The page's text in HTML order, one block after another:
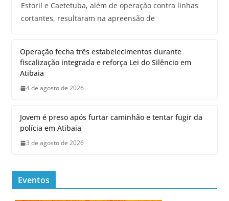
Estoril e Caetetuba, além de operação contra linhas
cortantes, resultaram na apreensão de
Operação fecha três estabelecimentos durante
fiscalização integrada e reforça Lei do Silêncio em
Atibaia
4 de agosto de 2026
Jovem é preso após furtar caminhão e tentar fugir da
polícia em Atibaia
3 de agosto de 2026
Eventos